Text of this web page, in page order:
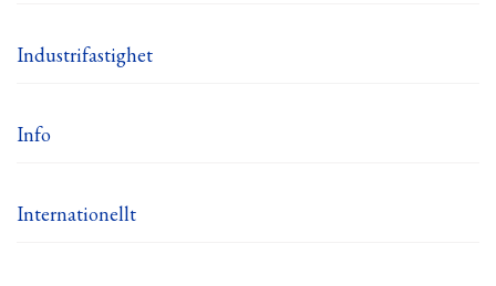
Industrifastighet
Info
Internationellt